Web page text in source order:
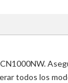
todos los